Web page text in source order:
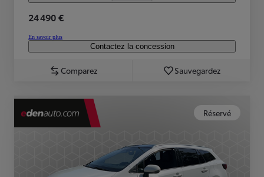
24 490 €
En savoir plus
Contactez la concession
Comparez Sauvegardez
Réservé